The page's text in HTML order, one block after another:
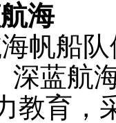
海
帆船
深蓝航
教育，